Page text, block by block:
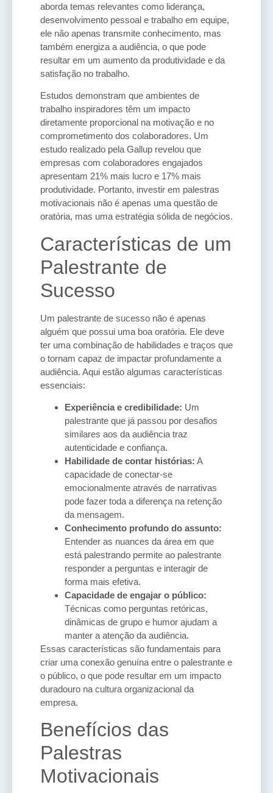
aborda temas relevantes como liderança,
desenvolvimento pessoal e trabalho em equipe,
ele não apenas transmite conhecimento, mas
também energiza a audiência, o que pode
resultar em um aumento da produtividade e da
satisfação no trabalho.
Estudos demonstram que ambientes de
trabalho inspiradores têm um impacto
diretamente proporcional na motivação e no
comprometimento dos colaboradores. Um
estudo realizado pela Gallup revelou que
empresas com colaboradores engajados
apresentam 21% mais lucro e 17% mais
produtividade. Portanto, investir em palestras
motivacionais não é apenas uma questão de
oratória, mas uma estratégia sólida de negócios.
Características de um
Palestrante de
Sucesso
Um palestrante de sucesso não é apenas
alguém que possui uma boa oratória. Ele deve
ter uma combinação de habilidades e traços que
o tornam capaz de impactar profundamente a
audiência. Aqui estão algumas características
essenciais:
Experiência e credibilidade: Um
palestrante que já passou por desafios
similares aos da audiência traz
autenticidade e confiança.
Habilidade de contar histórias: A
capacidade de conectar-se
emocionalmente através de narrativas
pode fazer toda a diferença na retenção
da mensagem.
Conhecimento profundo do assunto:
Entender as nuances da área em que
está palestrando permite ao palestrante
responder a perguntas e interagir de
forma mais efetiva.
Capacidade de engajar o público:
Técnicas como perguntas retóricas,
dinâmicas de grupo e humor ajudam a
manter a atenção da audiência.
Essas características são fundamentais para
criar uma conexão genuína entre o palestrante e
o público, o que pode resultar em um impacto
duradouro na cultura organizacional da
empresa.
Benefícios das
Palestras
Motivacionais